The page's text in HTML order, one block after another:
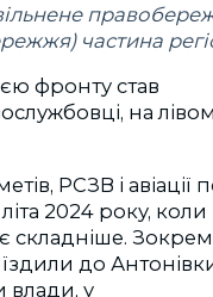
частина
фронту став
на
РСЗВ і авіації
2024 року, коли
складніше.
до
влади, у